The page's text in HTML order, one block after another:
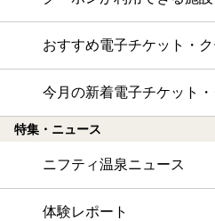
おすすめ電子チケット・
今月の新着電子チケット
特集・ニュース
ニフティ温泉ニュース
体験レポート